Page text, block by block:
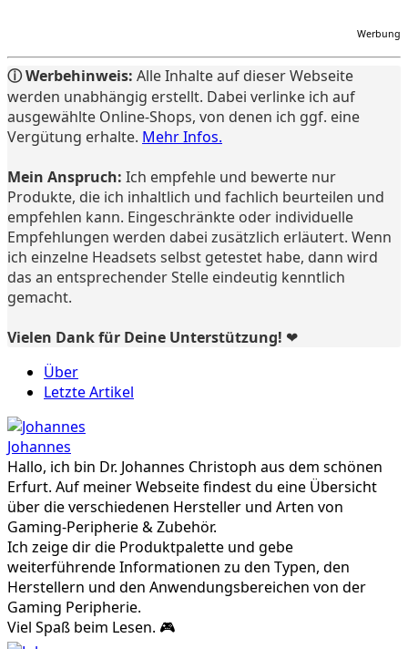
Werbung
ⓘ Werbehinweis: Alle Inhalte auf dieser Webseite
werden unabhängig erstellt. Dabei verlinke ich auf
ausgewählte Online-Shops, von denen ich ggf. eine
Vergütung erhalte. Mehr Infos.
Mein Anspruch: Ich empfehle und bewerte nur
Produkte, die ich inhaltlich und fachlich beurteilen und
empfehlen kann. Eingeschränkte oder individuelle
Empfehlungen werden dabei zusätzlich erläutert. Wenn
ich einzelne Headsets selbst getestet habe, dann wird
das an entsprechender Stelle eindeutig kenntlich
gemacht.
Vielen Dank für Deine Unterstützung! ❤️
Über
Letzte Artikel
Johannes
Hallo, ich bin Dr. Johannes Christoph aus dem schönen
Erfurt. Auf meiner Webseite findest du eine Übersicht
über die verschiedenen Hersteller und Arten von
Gaming-Peripherie & Zubehör.
Ich zeige dir die Produktpalette und gebe
weiterführende Informationen zu den Typen, den
Herstellern und den Anwendungsbereichen von der
Gaming Peripherie.
Viel Spaß beim Lesen. 🎮